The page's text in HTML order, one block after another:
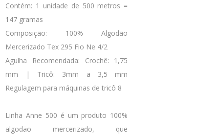
Contém: 1 unidade de 500 metros =
147 gramas
Composição: 100% Algodão
Mercerizado Tex 295 Fio Ne 4/2
Agulha Recomendada: Crochê: 1,75
mm | Tricô: 3mm a 3,5 mm
Regulagem para máquinas de tricô 8
Linha Anne 500 é um produto 100%
algodão mercerizado, que